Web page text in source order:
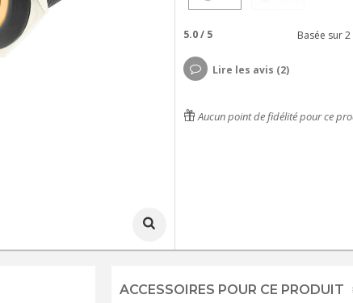
5.0/ 5 Basée sur2
Lire les avis (2)
Aucun point de fidélité pour ce
ACCESSOIRES POUR CE PRODUIT